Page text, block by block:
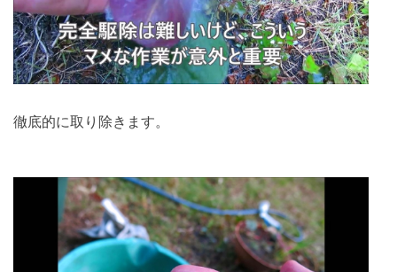
徹底的に取り除きます。